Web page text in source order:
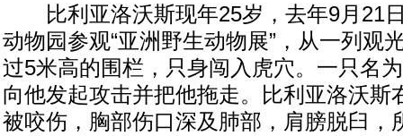
比利亚洛沃斯现年25岁，去年9月21
动物园参观“亚洲野生动物展”，从一列观
过5米高的围栏，只身闯入虎穴。一只名
向他发起攻击并把他拖走。比利亚洛沃斯
被咬伤，胸部伤口深及肺部，肩膀脱臼，